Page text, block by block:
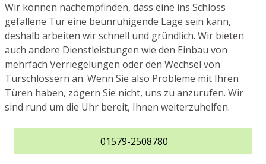
Wir können nachempfinden, dass eine ins Schloss
gefallene Tür eine beunruhigende Lage sein kann,
deshalb arbeiten wir schnell und gründlich. Wir bieten
auch andere Dienstleistungen wie den Einbau von
mehrfach Verriegelungen oder den Wechsel von
Türschlössern an. Wenn Sie also Probleme mit Ihren
Türen haben, zögern Sie nicht, uns zu anzurufen. Wir
sind rund um die Uhr bereit, Ihnen weiterzuhelfen.
01579-2508780